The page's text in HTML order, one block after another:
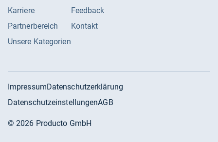
Karriere
Partnerbereich
Unsere Kategorien
Feedback
Kontakt
ImpressumDatenschutzerklärung
DatenschutzeinstellungenAGB
©2026 Producto GmbH